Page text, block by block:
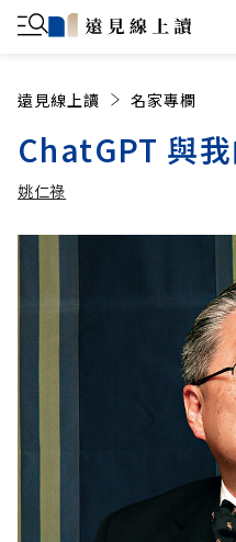
遠見線上讀 名家專欄
ChatGPT 與
姚仁祿